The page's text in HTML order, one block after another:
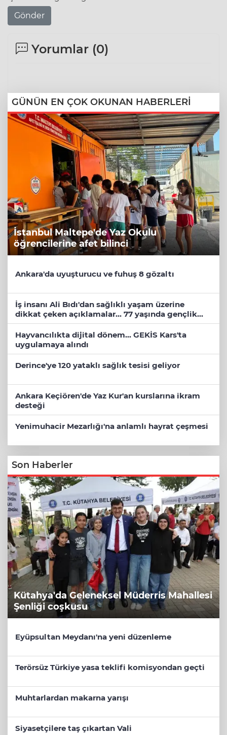
Gönder
Yorumlar (0)
GÜNÜN EN ÇOK OKUNAN HABERLERİ
İstanbul Maltepe'de Yaz Okulu
öğrencilerine afet bilinci
Ankara'da uyuşturucu ve fuhuş 8 gözaltı
İş insanı Ali Bıdı'dan sağlıklı yaşam üzerine
dikkat çeken açıklamalar... 77 yaşında gençlik
mucizesi
Hayvancılıkta dijital dönem... GEKİS Kars'ta
uygulamaya alındı
Derince'ye 120 yataklı sağlık tesisi geliyor
Ankara Keçiören'de Yaz Kur'an kurslarına ikram
desteği
Yenimuhacir Mezarlığı'na anlamlı hayrat çeşmesi
Son Haberler
Kütahya'da Geleneksel Müderris Mahallesi
Şenliği coşkusu
Eyüpsultan Meydanı'na yeni düzenleme
Terörsüz Türkiye yasa teklifi komisyondan geçti
Muhtarlardan makarna yarışı
Siyasetçilere taş çıkartan Vali